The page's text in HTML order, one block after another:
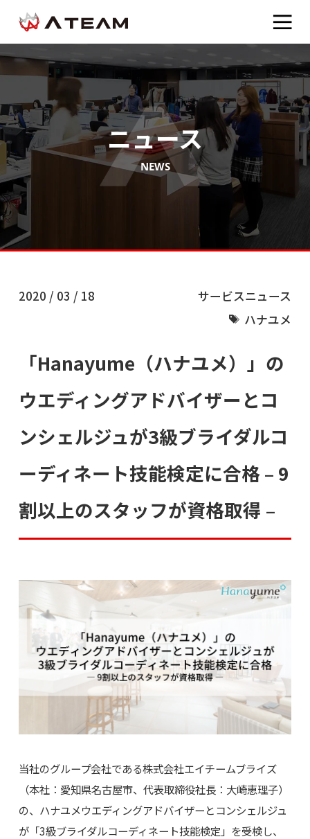
ニュース
NEWS
2020 / 03 / 18
サービスニュース
ハナユメ
「Hanayume（ハナユメ）」の
ウエディングアドバイザーとコ
ンシェルジュが3級ブライダルコ
ーディネート技能検定に合格 – 9
割以上のスタッフが資格取得 –
当社のグループ会社である株式会社エイチームブライズ
（本社：愛知県名古屋市、代表取締役社長：大崎恵理子）
の、ハナユメウエディングアドバイザーとコンシェルジュ
が「3級ブライダルコーディネート技能検定」を受検し、